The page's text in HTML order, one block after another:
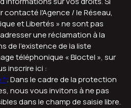
contacté l'Agence / le Réseau,
et Libertés » ne sont pas
une réclamation à la
de l’existence de la liste
téléphonique « Bloctel », sur
inscrire ici :
. Dans le cadre de la protection
nous vous invitons à ne pas
dans le champ de saisie libre.